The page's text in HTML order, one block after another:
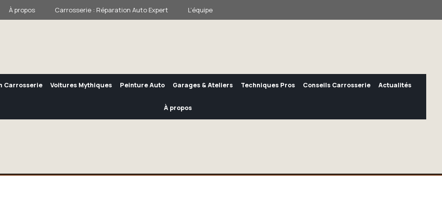
À propos Carrosserie : Réparation Auto Expert L’équipe
Carrosserie Voitures Mythiques Peinture Auto Garages & Ateliers Techniques Pros Conseils Carrosserie Actualités
À propos